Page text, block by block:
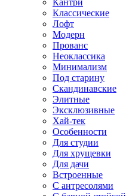
Кантри
Классические
Лофт
Модерн
Прованс
Неоклассика
Минимализм
Под старину
Скандинавские
Элитные
Эксклюзивные
Хай-тек
Особенности
Для студии
Для хрущевки
Для дачи
Встроенные
С антресолями